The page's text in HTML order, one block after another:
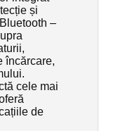
și
–
încărcare,
cele mai
de